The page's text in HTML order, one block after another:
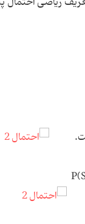
است.
: